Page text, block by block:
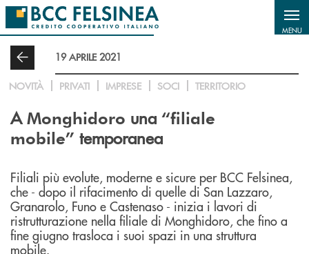
Salta al contenuto principale
MENU
19 APRILE 2021
NOVITÀ PRIVATI IMPRESE SOCI TERRITORIO
AMonghidoro una “filiale
mobile” temporanea
Filiali più evolute, moderne e sicure per BCC Felsinea,
che - dopo il rifacimento di quelle di San Lazzaro,
Granarolo, Funo e Castenaso - inizia i lavori di
ristrutturazione nella filiale di Monghidoro, che fino a
fine giugno trasloca i suoi spazi in una struttura
mobile.